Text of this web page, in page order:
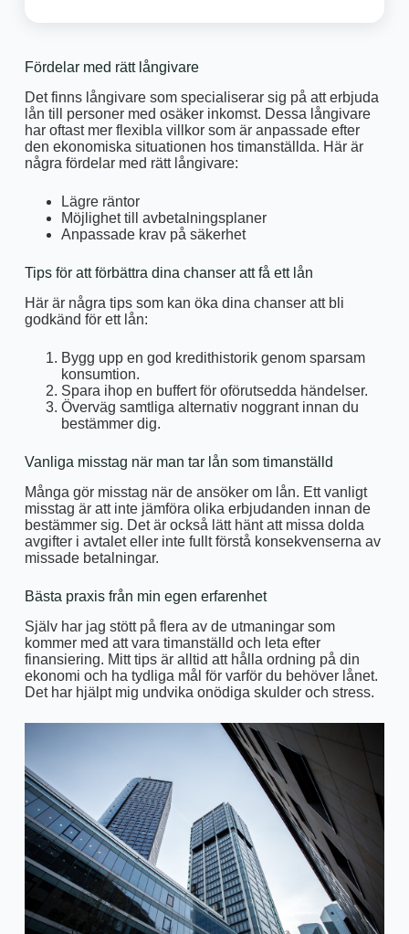
Fördelar med rätt långivare
Det finns långivare som specialiserar sig på att erbjuda
lån till personer med osäker inkomst. Dessa långivare
har oftast mer flexibla villkor som är anpassade efter
den ekonomiska situationen hos timanställda. Här är
några fördelar med rätt långivare:
Lägre räntor
Möjlighet till avbetalningsplaner
Anpassade krav på säkerhet
Tips för att förbättra dina chanser att få ett lån
Här är några tips som kan öka dina chanser att bli
godkänd för ett lån:
Bygg upp en god kredithistorik genom sparsam
konsumtion.
Spara ihop en buffert för oförutsedda händelser.
Överväg samtliga alternativ noggrant innan du
bestämmer dig.
Vanliga misstag när man tar lån som timanställd
Många gör misstag när de ansöker om lån. Ett vanligt
misstag är att inte jämföra olika erbjudanden innan de
bestämmer sig. Det är också lätt hänt att missa dolda
avgifter i avtalet eller inte fullt förstå konsekvenserna av
missade betalningar.
Bästa praxis från min egen erfarenhet
Själv har jag stött på flera av de utmaningar som
kommer med att vara timanställd och leta efter
finansiering. Mitt tips är alltid att hålla ordning på din
ekonomi och ha tydliga mål för varför du behöver lånet.
Det har hjälpt mig undvika onödiga skulder och stress.